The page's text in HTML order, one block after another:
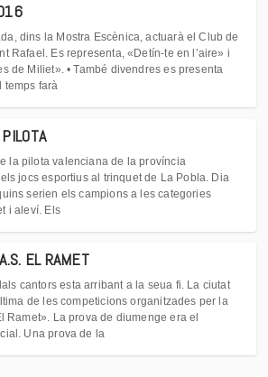
dins la Mostra Escènica, actuarà el Club de
Rafael. Es representa, «Detín-te en l’aire» i
de Miliet». • També divendres es presenta
temps farà
la pilota valenciana de la província
jocs esportius al trinquet de La Pobla. Dia
serien els campions a les categories
i aleví. Els
EL RAMET
cantors esta arribant a la seua fi. La ciutat
de les competicions organitzades per la
Ramet». La prova de diumenge era el
Una prova de la